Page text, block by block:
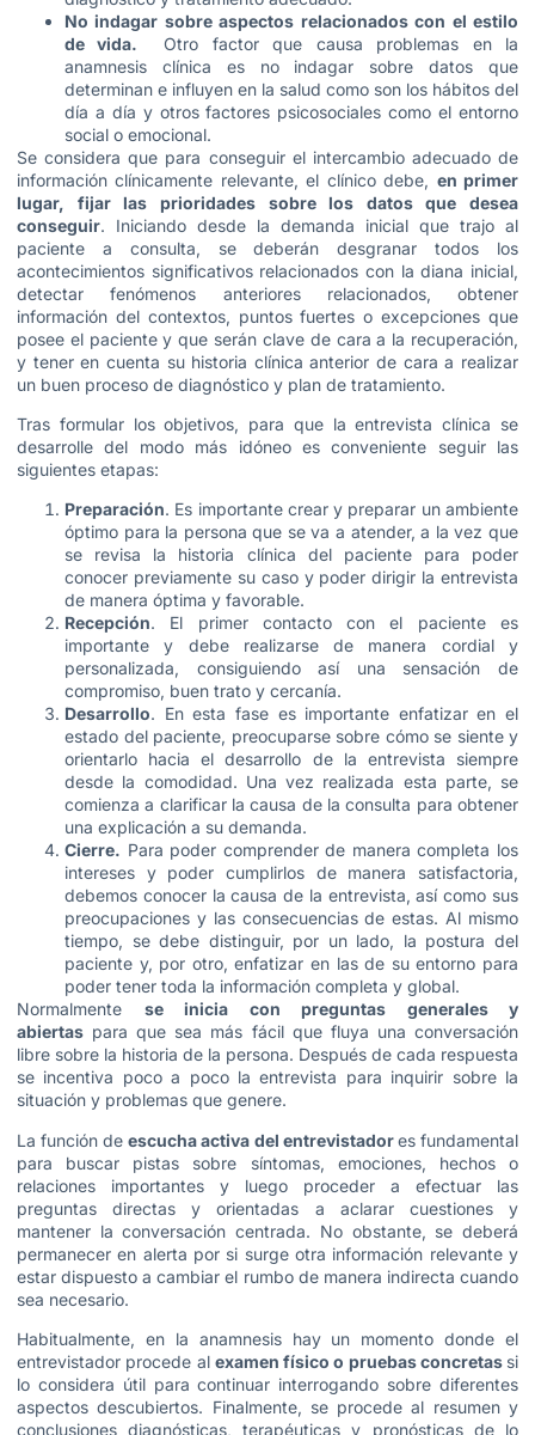
No indagar sobre aspectos relacionados con el estilo
de vida.
Otro factor que causa problemas en la
anamnesis clínica es no indagar sobre datos que
determinan e influyen en la salud como son los hábitos del
día a día y otros factores psicosociales como el entorno
social o emocional.
Se considera que para conseguir el intercambio adecuado de
información clínicamente relevante, el clínico debe, en primer
lugar, fijar las prioridades sobre los datos que desea
conseguir. Iniciando desde la demanda inicial que trajo al
paciente a consulta, se deberán desgranar todos los
acontecimientos significativos relacionados con la diana inicial,
detectar fenómenos anteriores relacionados, obtener
información del contextos, puntos fuertes o excepciones que
posee el paciente y que serán clave de cara a la recuperación,
y tener en cuenta su historia clínica anterior de cara a realizar
un buen proceso de diagnóstico y plan de tratamiento.
Tras formular los objetivos, para que la entrevista clínica se
desarrolle del modo más idóneo es conveniente seguir las
siguientes etapas:
Preparación. Es importante crear y preparar un ambiente
óptimo para la persona que se va a atender, a la vez que
se revisa la historia clínica del paciente para poder
conocer previamente su caso y poder dirigir la entrevista
de manera óptima y favorable.
Recepción. El primer contacto con el paciente es
importante y debe realizarse de manera cordial y
personalizada, consiguiendo así una sensación de
compromiso, buen trato y cercanía.
Desarrollo. En esta fase es importante enfatizar en el
estado del paciente, preocuparse sobre cómo se siente y
orientarlo hacia el desarrollo de la entrevista siempre
desde la comodidad. Una vez realizada esta parte, se
comienza a clarificar la causa de la consulta para obtener
una explicación a su demanda.
Cierre. Para poder comprender de manera completa los
intereses y poder cumplirlos de manera satisfactoria,
debemos conocer la causa de la entrevista, así como sus
preocupaciones y las consecuencias de estas. Al mismo
tiempo, se debe distinguir, por un lado, la postura del
paciente y, por otro, enfatizar en las de su entorno para
poder tener toda la información completa y global.
Normalmente se inicia con preguntas generales y
abiertas para que sea más fácil que fluya una conversación
libre sobre la historia de la persona. Después de cada respuesta
se incentiva poco a poco la entrevista para inquirir sobre la
situación y problemas que genere.
La función de escucha activa del entrevistadores fundamental
para buscar pistas sobre síntomas, emociones, hechos o
relaciones importantes y luego proceder a efectuar las
preguntas directas y orientadas a aclarar cuestiones y
mantener la conversación centrada. No obstante, se deberá
permanecer en alerta por si surge otra información relevante y
estar dispuesto a cambiar el rumbo de manera indirecta cuando
sea necesario.
Habitualmente, en la anamnesis hay un momento donde el
entrevistador procede al examen físico o pruebas concretas si
lo considera útil para continuar interrogando sobre diferentes
aspectos descubiertos. Finalmente, se procede al resumen y
conclusiones diagnósticas, terapéuticas y pronósticas de lo